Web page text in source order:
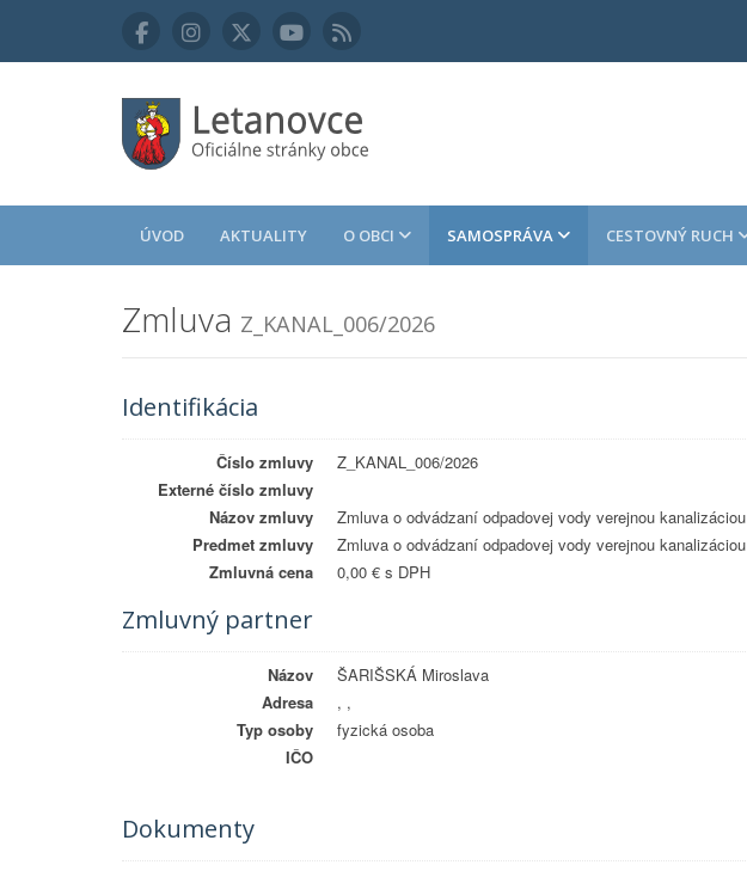
ÚVOD AKTUALITY O OBCI SAMOSPRÁVA CESTOVNÝ RUCH
Zmluva Z_KANAL_006/2026
Identifikácia
Číslo zmluvy
Z_KANAL_006/2026
Externé číslo zmluvy
Názov zmluvy
Zmluva o odvádzaní odpadovej vody verejnou kanalizáciou
Predmet zmluvy
Zmluva o odvádzaní odpadovej vody verejnou kanalizáciou
Zmluvná cena
0,00 € s DPH
Zmluvný partner
Názov
ŠARIŠSKÁ Miroslava
Adresa
, ,
Typ osoby
fyzická osoba
IČO
Dokumenty